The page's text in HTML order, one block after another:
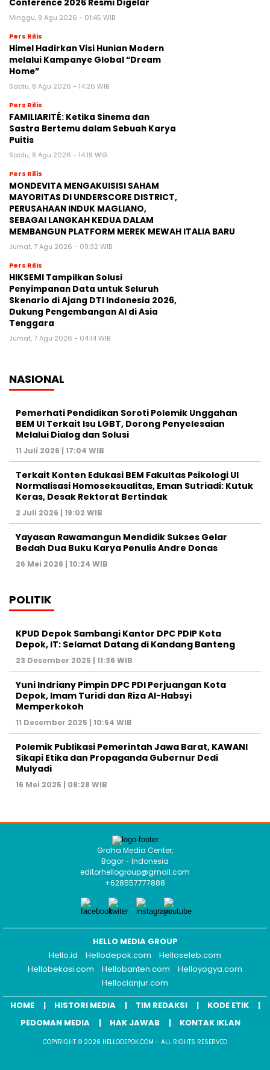
Conference 2026 Resmi Digelar
Minggu, 9 Agu 2026 - 01:45 WIB
Pers Rilis
Himel Hadirkan Visi Hunian Modern
melalui Kampanye Global “Dream
Home”
Sabtu, 8 Agu 2026 - 14:26 WIB
Pers Rilis
FAMILIARITÉ: Ketika Sinema dan
Sastra Bertemu dalam Sebuah Karya
Puitis
Sabtu, 8 Agu 2026 - 14:19 WIB
Pers Rilis
MONDEVITA MENGAKUISISI SAHAM
MAYORITAS DI UNDERSCORE DISTRICT,
PERUSAHAAN INDUK MAGLIANO,
SEBAGAI LANGKAH KEDUA DALAM
MEMBANGUN PLATFORM MEREK MEWAH ITALIA BARU
Jumat, 7 Agu 2026 - 09:32 WIB
Pers Rilis
HIKSEMI Tampilkan Solusi
Penyimpanan Data untuk Seluruh
Skenario di Ajang DTI Indonesia 2026,
Dukung Pengembangan AI di Asia
Tenggara
Jumat, 7 Agu 2026 - 04:14 WIB
NASIONAL
Pemerhati Pendidikan Soroti Polemik Unggahan
BEM UI Terkait Isu LGBT, Dorong Penyelesaian
Melalui Dialog dan Solusi
11 Juli 2026 | 17:04 WIB
Terkait Konten Edukasi BEM Fakultas Psikologi UI
Normalisasi Homoseksualitas, Eman Sutriadi: Kutuk
Keras, Desak Rektorat Bertindak
2 Juli 2026 | 19:02 WIB
Yayasan Rawamangun Mendidik Sukses Gelar
Bedah Dua Buku Karya Penulis Andre Donas
26 Mei 2026 | 10:24 WIB
POLITIK
KPUD Depok Sambangi Kantor DPC PDIP Kota
Depok, IT: Selamat Datang di Kandang Banteng
23 Desember 2025 | 11:36 WIB
Yuni Indriany Pimpin DPC PDI Perjuangan Kota
Depok, Imam Turidi dan Riza Al-Habsyi
Memperkokoh
11 Desember 2025 | 10:54 WIB
Polemik Publikasi Pemerintah Jawa Barat, KAWANI
Sikapi Etika dan Propaganda Gubernur Dedi
Mulyadi
16 Mei 2025 | 08:28 WIB
Graha Media Center,
Bogor - Indonesia
editorhellogroup@gmail.com
+628557777888
HELLO MEDIA GROUP
Hello.id
Hellodepok.com
Helloseleb.com
Hellobekasi.com
Hellobanten.com
Helloyogya.com
Hellocianjur.com
HOME
HISTORI MEDIA TIM REDAKSI
KODE ETIK
PEDOMAN MEDIA
HAK JAWAB KONTAK IKLAN
COPYRIGHT © 2026 HELLODEPOK.COM - ALL RIGHTS RESERVED